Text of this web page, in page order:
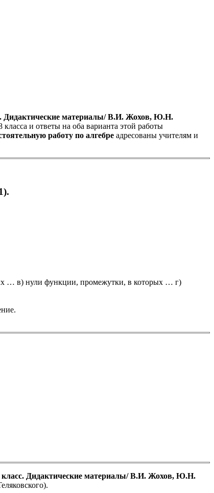
Дидактические материалы/ В.И. Жохов, Ю.Н.
и ответы на оба варианта этой работы
работу по алгебре адресованы учителям и
… в) нули функции, промежутки, в которых … г)
класс. Дидактические материалы/ В.И. Жохов, Ю.Н.